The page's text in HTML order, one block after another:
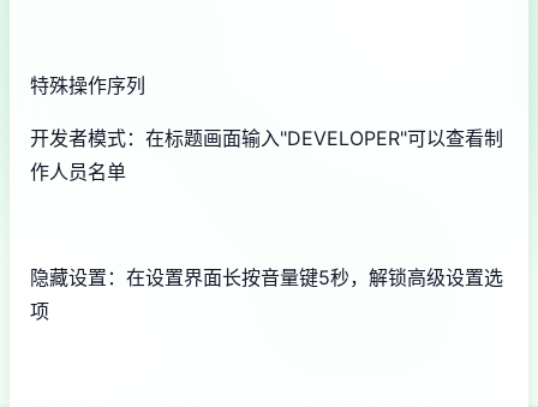
特殊操作序列
开发者模式：在标题画面输入"DEVELOPER"可以查看制
作人员名单
隐藏设置：在设置界面长按音量键5秒，解锁高级设置选
项